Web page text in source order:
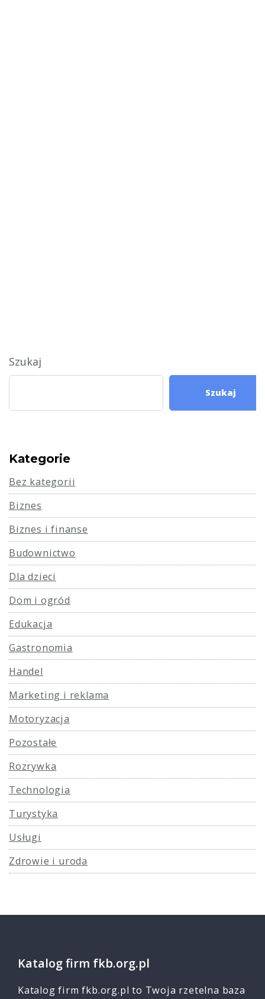
Szukaj
Szukaj
Kategorie
Bez kategorii
Biznes
Biznes i finanse
Budownictwo
Dla dzieci
Dom i ogród
Edukacja
Gastronomia
Handel
Marketing i reklama
Motoryzacja
Pozostałe
Rozrywka
Technologia
Turystyka
Usługi
Zdrowie i uroda
Katalog firm fkb.org.pl
Katalog firm fkb.org.pl to Twoja rzetelna baza